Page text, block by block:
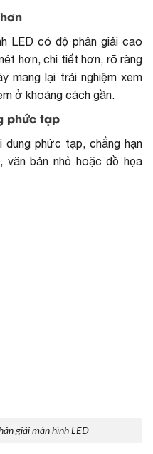
LED có độ phân giải cao
hơn, chi tiết hơn, rõ ràng
mang lại trải nghiệm xem
ở khoảng cách gần.
phức tạp
dung phức tạp, chẳng hạn
văn bản nhỏ hoặc đồ họa
giải màn hình LED